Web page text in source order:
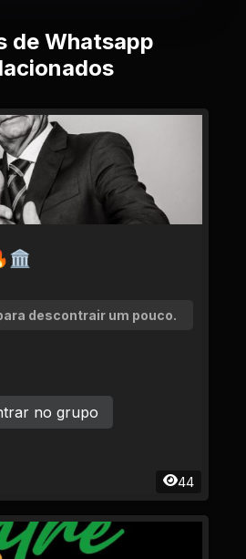
de Whatsapp
descontrair um pouco.
44
no grupo